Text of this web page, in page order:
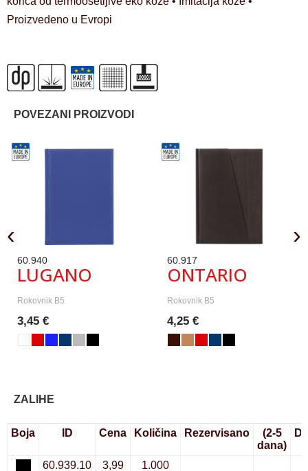
Proizvedeno u Evropi
POVEZANI PROIZVODI
60.940
LUGANO
Rokovnik B5
3,45 €
60.917
ONTARIO
Rokovnik B5
4,25 €
‹ ›
ZALIHE
Boja ID Cena Količina Rezervisano
(2-5
dana)
60.939.10 3,99 1.000